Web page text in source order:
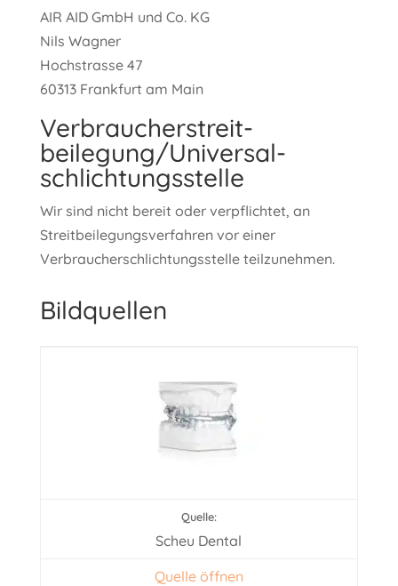
AIR AID GmbH und Co. KG
Nils Wagner
Hochstrasse 47
60313 Frankfurt am Main
Verbraucher­streit­
beilegung/Universal­
schlichtungs­stelle
Wir sind nicht bereit oder verpflichtet, an
Streitbeilegungsverfahren vor einer
Verbraucherschlichtungsstelle teilzunehmen.
Bildquellen
Scheu Dental
Quelle öffnen